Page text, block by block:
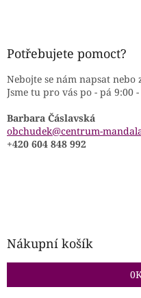
Potřebujete pomoct?
Nebojte se nám napsat nebo
Jsme tu pro vás po - pá 9:00 -
Barbara Čáslavská
obchudek@centrum-
+420 604 848 992
Nákupní košík
0